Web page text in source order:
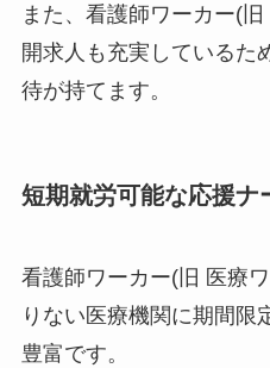
また、看護師ワーカー(
開求人も充実しているた
待が持てます。
短期就労可能な応援ナ
看護師ワーカー(旧 医療
りない医療機関に期間限
豊富です。